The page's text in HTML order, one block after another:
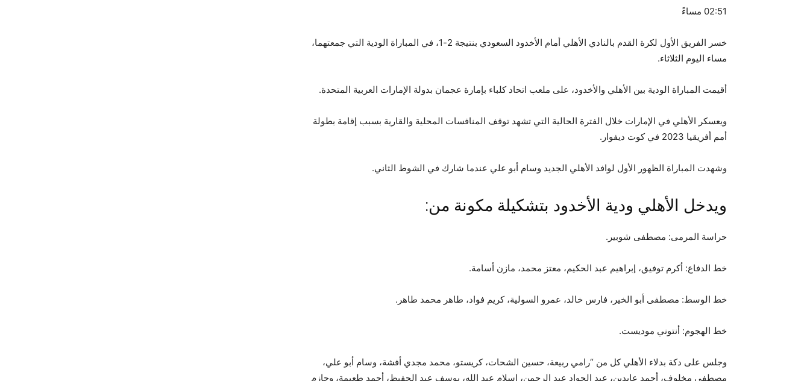
02:51 مساءً
خسر الفريق الأول لكرة القدم بالنادي الأهلي أمام الأخدود السعودي بنتيجة 2-1، في المباراة الودية التي جمعتهما،
مساء اليوم الثلاثاء.
أقيمت المباراة الودية بين الأهلي والأخدود، على ملعب اتحاد كلباء بإمارة عجمان بدولة الإمارات العربية المتحدة.
ويعسكر الأهلي في الإمارات خلال الفترة الحالية التي تشهد توقف المنافسات المحلية والقارية بسبب إقامة بطولة
أمم أفريقيا 2023 في كوت ديفوار.
وشهدت المباراة الظهور الأول لوافد الأهلي الجديد وسام أبو علي عندما شارك في الشوط الثاني.
ويدخل الأهلي ودية الأخدود بتشكيلة مكونة من:
حراسة المرمى: مصطفى شوبير.
خط الدفاع: أكرم توفيق، إبراهيم عبد الحكيم، معتز محمد، مازن أسامة.
خط الوسط: مصطفى أبو الخير، فارس خالد، عمرو السولية، كريم فواد، طاهر محمد طاهر.
خط الهجوم: أنتوني موديست.
وجلس على دكة بدلاء الأهلي كل من “رامي ربيعة، حسين الشحات، كريستو، محمد مجدي أفشة، وسام أبو علي،
مصطفى مخلوف، أحمد عابدين، عبد الجواد عبد الرحمن، إسلام عبد الله، يوسف عبد الحفيظ، أحمد طعيمة، وحازم